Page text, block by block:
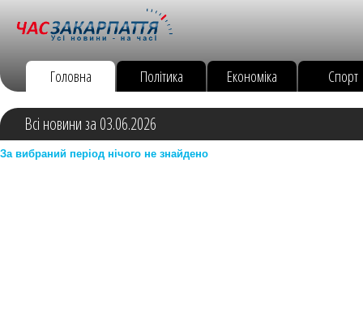
Головна Політика Економіка Спорт
Всі новини за 03.06.2026
За вибраний період нічого не знайдено